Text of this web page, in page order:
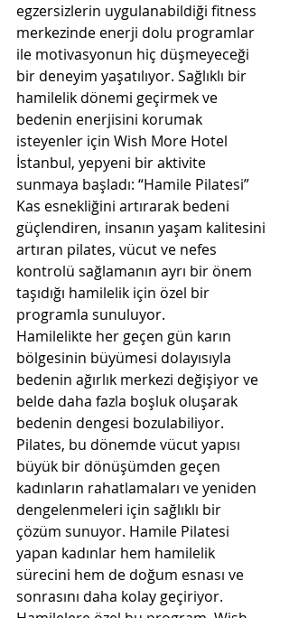
egzersizlerin uygulanabildiği fitness
merkezinde enerji dolu programlar
ile motivasyonun hiç düşmeyeceği
bir deneyim yaşatılıyor. Sağlıklı bir
hamilelik dönemi geçirmek ve
bedenin enerjisini korumak
isteyenler için Wish More Hotel
İstanbul, yepyeni bir aktivite
sunmaya başladı: “Hamile Pilatesi”
Kas esnekliğini artırarak bedeni
güçlendiren, insanın yaşam kalitesini
artıran pilates, vücut ve nefes
kontrolü sağlamanın ayrı bir önem
taşıdığı hamilelik için özel bir
programla sunuluyor.
Hamilelikte her geçen gün karın
bölgesinin büyümesi dolayısıyla
bedenin ağırlık merkezi değişiyor ve
belde daha fazla boşluk oluşarak
bedenin dengesi bozulabiliyor.
Pilates, bu dönemde vücut yapısı
büyük bir dönüşümden geçen
kadınların rahatlamaları ve yeniden
dengelenmeleri için sağlıklı bir
çözüm sunuyor. Hamile Pilatesi
yapan kadınlar hem hamilelik
sürecini hem de doğum esnası ve
sonrasını daha kolay geçiriyor.